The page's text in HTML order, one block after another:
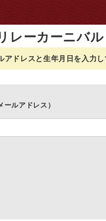
レーカーニバ
ドレスと生年月日を入力し
ルアドレス）